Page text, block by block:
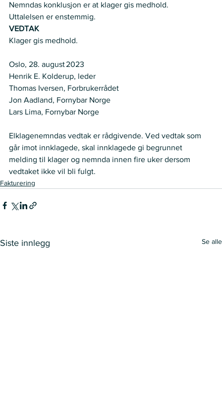
Nemndas konklusjon er at klager gis medhold.
Uttalelsen er enstemmig.
VEDTAK
Klager gis medhold.
Oslo, 28. august 2023
Henrik E. Kolderup, leder
Thomas Iversen, Forbrukerrådet
Jon Aadland, Fornybar Norge
Lars Lima, Fornybar Norge
Elklagenemndas vedtak er rådgivende. Ved vedtak som
går imot innklagede, skal innklagede gi begrunnet
melding til klager og nemnda innen fire uker dersom
vedtaket ikke vil bli fulgt.
Fakturering
Siste innlegg Se alle